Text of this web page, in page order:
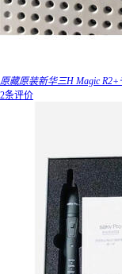
原藏原装新华三H Magic
2条评价